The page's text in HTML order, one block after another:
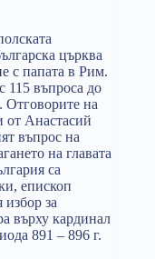
църква
с папата в Рим.
115 въпроса до
Отговорите на
от Анастасий
въпрос на
на главата
са
епископ
за
върху кардинал
891 – 896 г.